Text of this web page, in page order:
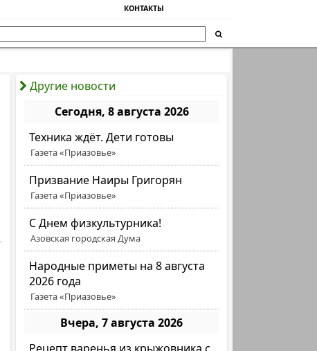
КОНТАКТЫ
Другие новости
Сегодня, 8 августа 2026
Техника ждёт. Дети готовы
Газета «Приазовье»
Призвание Наиры Григорян
Газета «Приазовье»
C Днем физкультурника!
Азовская городская Дума
Народные приметы на 8 августа
2026 года
Газета «Приазовье»
Вчера, 7 августа 2026